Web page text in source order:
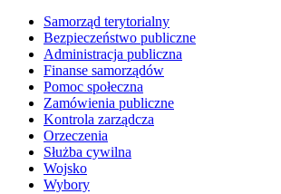
Samorząd terytorialny
Bezpieczeństwo publiczne
Administracja publiczna
Finanse samorządów
Pomoc społeczna
Zamówienia publiczne
Kontrola zarządcza
Orzeczenia
Służba cywilna
Wojsko
Wybory